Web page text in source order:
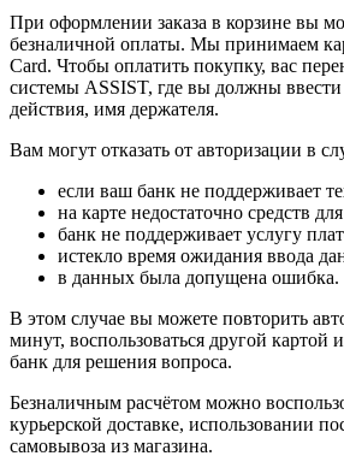
При оформлении заказа в корзине вы
безналичной оплаты. Мы принимаем
Card. Чтобы оплатить покупку, вас
системы ASSIST, где вы должны
действия, имя держателя.
Вам могут отказать от авторизации в
если ваш банк не поддерживает
на карте недостаточно средств
банк не поддерживает услугу
истекло время ожидания ввода
в данных была допущена ошибка.
В этом случае вы можете повторить
минут, воспользоваться другой картой
банк для решения вопроса.
Безналичным расчётом можно
курьерской доставке, использовании
самовывоза из магазина.